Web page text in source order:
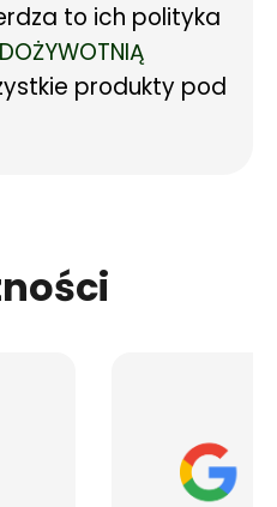
to ich polityka
DOŻYWOTNIĄ
produkty pod